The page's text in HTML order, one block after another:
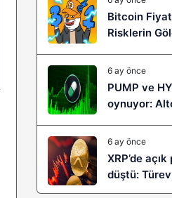
Bitcoin
Risklerin
Sıçramaya
6 ay önce
PUMP ve
oynuyor:
6 ay önce
XRP’de
düştü:
kaldıraç